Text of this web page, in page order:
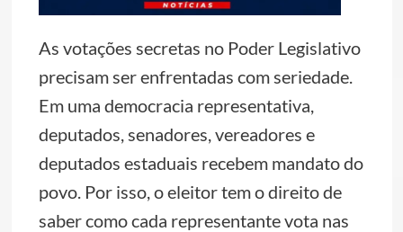
As votações secretas no Poder Legislativo
precisam ser enfrentadas com seriedade.
Em uma democracia representativa,
deputados, senadores, vereadores e
deputados estaduais recebem mandato do
povo. Por isso, o eleitor tem o direito de
saber como cada representante vota nas